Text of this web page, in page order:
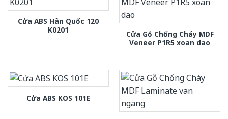
Cửa ABS Hàn Quốc 120
K0201
Cửa Gỗ Chống Cháy MDF
Veneer P1R5 xoan dao
Cửa ABS KOS 101E